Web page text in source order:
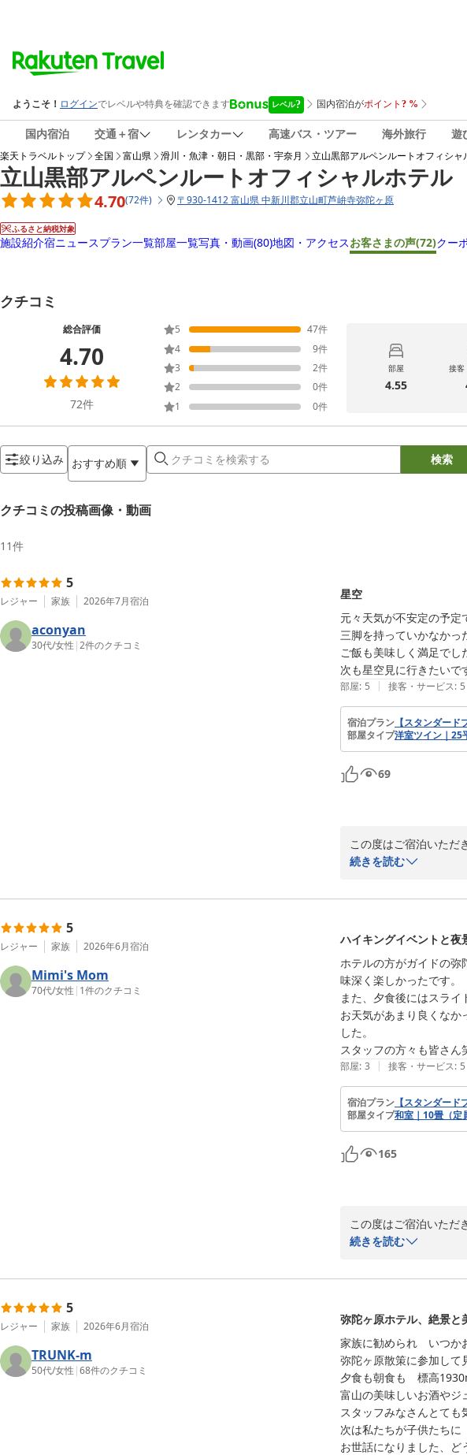
国内宿泊 交通＋宿 レンタカー 高速バス・ツアー 海外旅行 遊
楽天トラベルトップ 全国 富山県 滑川・魚津・朝日・黒部・宇奈月 立山黒部アルペンルートオフィシ
立山黒部アルペンルートオフィシャルホテ
4.70(72件) 〒930-1412 富山県 中新川郡立山町芦峅寺弥陀ヶ原
ふるさと納税対象
施設紹介宿ニュースプラン一覧部屋一覧写真・動画(80)地図・アクセスお客さまの声(72)クー
クチコミ
総合評価
4.70
72件
5 47件
4
9件
3
2件
2
0件
1
0件
部屋
4.55
接客
絞り込み おすすめ順 検索
クチコミの投稿画像・動画
11件
5
レジャー 家族 2026年7月宿泊
aconyan
30代/女性 |2件のクチコミ
星空
元々天気が不安定の予定
三脚を持っていかなかっ
ご飯も美味しく満足でし
次も星空見に行きたい
部屋: 5 | 接客・サービス: 5
宿泊プラン 【スタンダー
部屋タイプ洋室ツイン｜25
69
この度はご宿泊いただ
ぜひ次回は三脚をご持
またのお越しを心より
立山黒部アルペンルー
2026-08-04
続きを読む
5
レジャー 家族 2026年6月宿泊
Mimi's Mom
70代/女性 | 1件のクチコミ
ハイキングイベントと夜
ホテルの方がガイドの弥
味深く楽しかったです。
また、夕食後にはスライ
お天気があまり良くな
した。
スタッフの方々も皆さん
部屋: 3 | 接客・サービス: 5
宿泊プラン 【スタンダー
部屋タイプ和室｜10畳（定
165
この度はご宿泊いただ
今年は少し雪解けが早
また、スライド上映
についてもお伝えして
星空につきましてはあ
ただけたようで大変嬉
スタッフの笑顔につき
皆様に快適にお過ご
続きを読む
5
レジャー 家族 2026年6月宿泊
TRUNK-m
50代/女性 |68件のクチコミ
弥陀ヶ原ホテル、絶景と
家族に勧められ　いつか
弥陀ヶ原散策に参加して
夕食も朝食も　標高
富山の美味しいお酒やジ
スタッフみなさんとても
次は私たちが子供たちに